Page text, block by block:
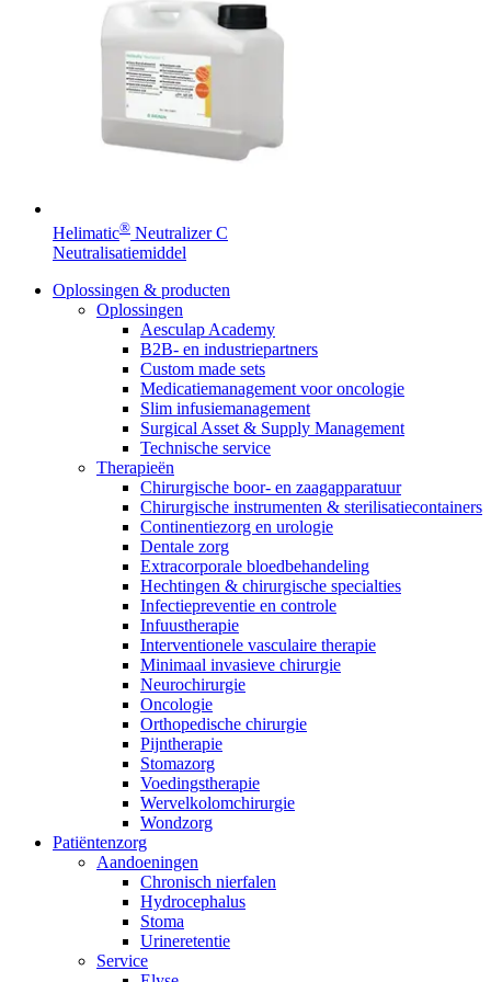
Productassortiment
Vind het product dat je zoekt. Bekijk hier het complete
productassortiment.
Op een fijne plek goede nierzorg krijgen.
Contact
Contact
Heb je een vraag? Neem contact met ons op.
Helimatic® Neutralizer C
Neutralisatiemiddel
Oplossingen & producten
Oplossingen
Aesculap Academy
B2B- en industriepartners
Custom made sets
Medicatiemanagement voor oncologie
Slim infusiemanagement
Surgical Asset & Supply Management
Technische service
Therapieën
Chirurgische boor- en zaagapparatuur
Chirurgische instrumenten & sterilisatiecontainers
Continentiezorg en urologie
Dentale zorg
Extracorporale bloedbehandeling
Hechtingen & chirurgische specialties
Infectiepreventie en controle
Infuustherapie
Interventionele vasculaire therapie
Minimaal invasieve chirurgie
Neurochirurgie
Oncologie
Orthopedische chirurgie
Pijntherapie
Stomazorg
Voedingstherapie
Wervelkolomchirurgie
Wondzorg
Patiëntenzorg
Aandoeningen
Chronisch nierfalen
​​Hydrocephalus
Stoma
Urineretentie
Service